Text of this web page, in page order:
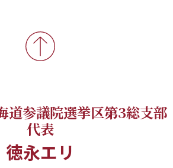
道参議院選挙区第3総支部
代表
徳永エリ